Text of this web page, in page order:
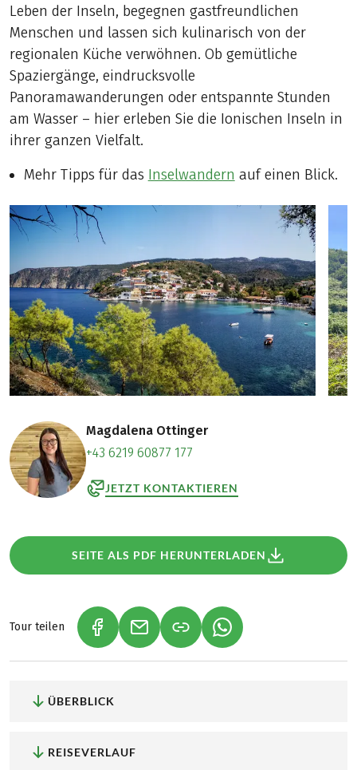
Leben der Inseln, begegnen gastfreundlichen
Menschen und lassen sich kulinarisch von der
regionalen Küche verwöhnen. Ob gemütliche
Spaziergänge, eindrucksvolle
Panoramawanderungen oder entspannte Stunden
am Wasser – hier erleben Sie die Ionischen Inseln in
ihrer ganzen Vielfalt.
Mehr Tipps für das Inselwandern auf einen Blick.
Magdalena Ottinger
+43 6219 60877 177
JETZT KONTAKTIEREN
SEITE ALS PDF HERUNTERLADEN
Tour teilen (LINK ÖFFNET IN NEUEM TAB)
(LINK ÖFFNET IN NEUEM TAB)
(LINK ÖFFNET IN
ÜBERBLICK
REISEVERLAUF